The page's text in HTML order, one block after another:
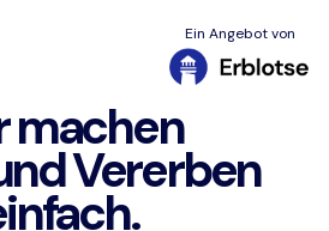
Ein Angebot von
machen
Vererben